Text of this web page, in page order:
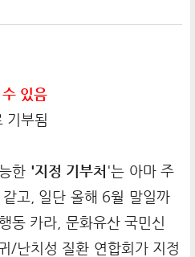
있음
기부됨
한 '지정 기부처 '는 아마 주
고, 일단 올해 6월 말일까
동 카라, 문화유산 국민신
/난치성 질환 연합회가 지정